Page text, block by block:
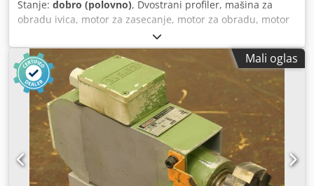
Stanje: dobro (polovno), Dvostrani profiler, mašina za
obradu ivica, motor za zasecanje, motor za obradu, motor
vretena, frezerski motor -Snaga: 0,4 kW, 11.300 obrtaja/min
na 200 Hz -Napon: 133 volti -Osovina prihvata: Ø 20 mm -
Alat: mm Cedpfx Aeb A Rybjizerf -Dimenzije: 250/60/H130
mm -Težina: 3,8 kg
Mali oglas